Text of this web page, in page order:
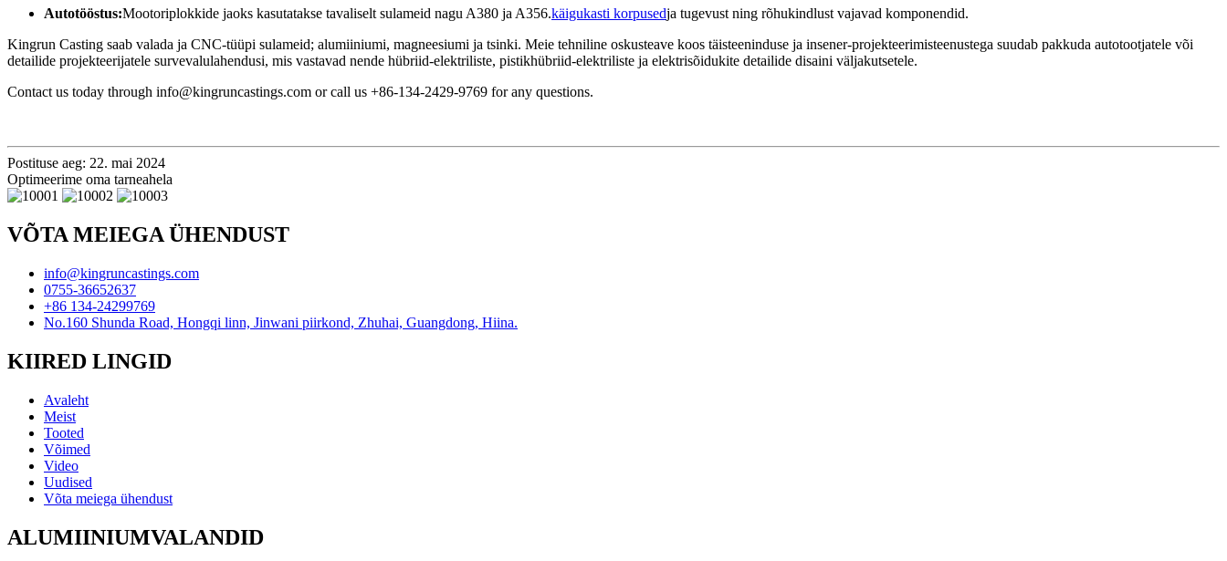
Autotööstus:Mootoriplokkide jaoks kasutatakse tavaliselt sulameid nagu A380 ja A356.käigukasti korpusedja tugevust ning rõhukindlust vajavad komponendid.
Kingrun Casting saab valada ja CNC-tüüpi sulameid; alumiiniumi, magneesiumi ja tsinki. Meie tehniline oskusteave koos täisteeninduse ja insener-projekteerimisteenustega suudab pakkuda autotootjatele või
detailide projekteerijatele survevalulahendusi, mis vastavad nende hübriid-elektriliste, pistikhübriid-elektriliste ja elektrisõidukite detailide disaini väljakutsetele.
Contact us today through info@kingruncastings.com or call us +86-134-2429-9769 for any questions.
Postituse aeg: 22. mai 2024
Optimeerime oma tarneahela
VÕTA MEIEGA ÜHENDUST
info@kingruncastings.com
0755-36652637
+86 134-24299769
No.160 Shunda Road, Hongqi linn, Jinwani piirkond, Zhuhai, Guangdong, Hiina.
KIIRED LINGID
Avaleht
Meist
Tooted
Võimed
Video
Uudised
Võta meiega ühendust
ALUMIINIUMVALANDID